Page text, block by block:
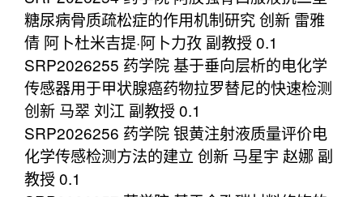
糖尿病骨质疏松症的作用机制研究 创新 雷雅
倩 阿卜杜米吉提·阿卜力孜 副教授 0.1
SRP2026255 药学院 基于垂向层析的电化学
传感器用于甲状腺癌药物拉罗替尼的快速检测
创新 马翠 刘江 副教授 0.1
SRP2026256 药学院 银黄注射液质量评价电
化学传感检测方法的建立 创新 马星宇 赵娜 副
教授 0.1